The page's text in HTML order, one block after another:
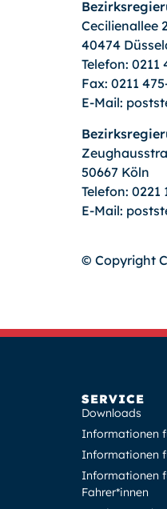
Cecilienallee
40474
Telefon: 0211
Fax: 0211
E-Mail:
50667 Köln
Telefon: 0221
E-Mail:
© Copyright
SERVICE
Downloads
Informationen
Informationen
Informationen
Fahrer*innen